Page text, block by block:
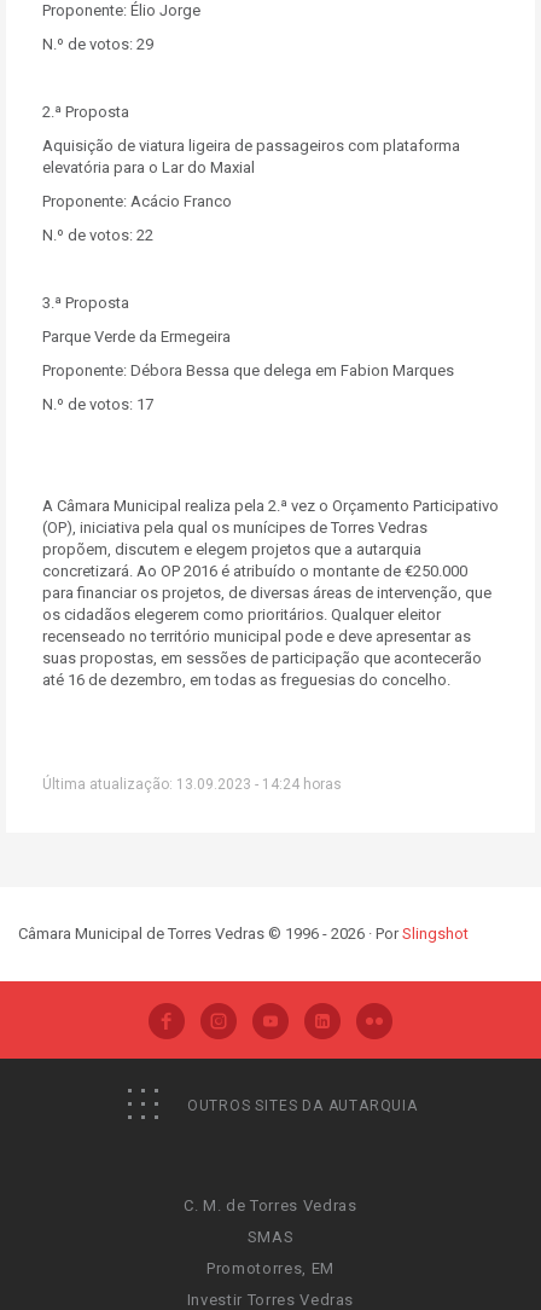
Proponente: Élio Jorge
N.º de votos: 29
2.ª Proposta
Aquisição de viatura ligeira de passageiros com plataforma
elevatória para o Lar do Maxial
Proponente: Acácio Franco
N.º de votos: 22
3.ª Proposta
Parque Verde da Ermegeira
Proponente: Débora Bessa que delega em Fabion Marques
N.º de votos: 17
A Câmara Municipal realiza pela 2.ª vez o Orçamento Participativo
(OP), iniciativa pela qual os munícipes de Torres Vedras
propõem, discutem e elegem projetos que a autarquia
concretizará. Ao OP 2016 é atribuído o montante de €250.000
para financiar os projetos, de diversas áreas de intervenção, que
os cidadãos elegerem como prioritários. Qualquer eleitor
recenseado no território municipal pode e deve apresentar as
suas propostas, em sessões de participação que acontecerão
até 16 de dezembro, em todas as freguesias do concelho.
Última atualização: 13.09.2023 - 14:24 horas
Câmara Municipal de Torres Vedras © 1996 - 2026 · PorSlingshot
OUTROS SITES DA AUTARQUIA
C. M. de Torres Vedras
SMAS
Promotorres, EM
Investir Torres Vedras